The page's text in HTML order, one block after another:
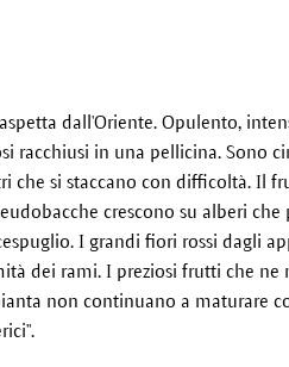
dall'Oriente. Opulento,
racchiusi in una pellicina. Sono
che si staccano con difficoltà. Il
crescono su alberi
I grandi fiori rossi dagli
dei rami. I preziosi frutti che
non continuano a maturare